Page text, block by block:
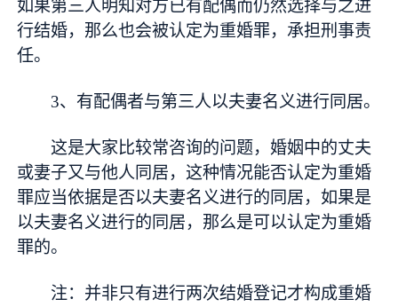
如果第三人明知对方已有配偶而仍然选择与之进
行结婚，那么也会被认定为重婚罪，承担刑事责
任。
3、有配偶者与第三人以夫妻名义进行同居。
这是大家比较常咨询的问题，婚姻中的丈夫
或妻子又与他人同居，这种情况能否认定为重婚
罪应当依据是否以夫妻名义进行的同居，如果是
以夫妻名义进行的同居，那么是可以认定为重婚
罪的。
注：并非只有进行两次结婚登记才构成重婚